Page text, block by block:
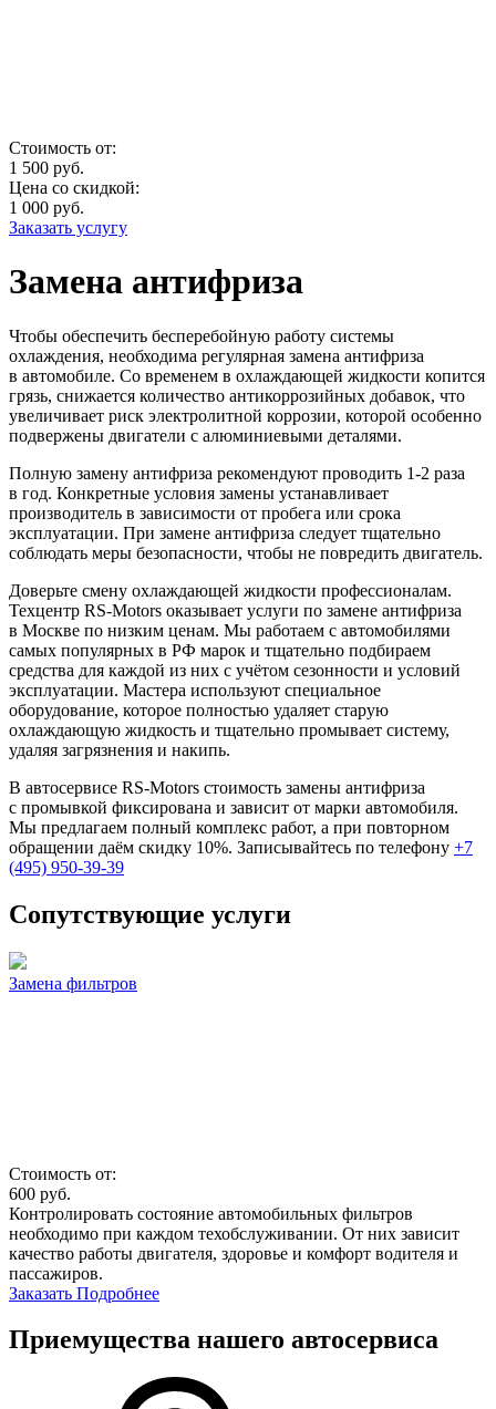
Стоимость от:
1 500 руб.
Цена со скидкой:
1 000 руб.
Заказать услугу
Замена антифриза
Чтобы обеспечить бесперебойную работу системы
охлаждения, необходима регулярная замена антифриза
в автомобиле. Со временем в охлаждающей жидкости копится
грязь, снижается количество антикоррозийных добавок, что
увеличивает риск электролитной коррозии, которой особенно
подвержены двигатели с алюминиевыми деталями.
Полную замену антифриза рекомендуют проводить 1-2 раза
в год. Конкретные условия замены устанавливает
производитель в зависимости от пробега или срока
эксплуатации. При замене антифриза следует тщательно
соблюдать меры безопасности, чтобы не повредить двигатель.
Доверьте смену охлаждающей жидкости профессионалам.
Техцентр RS-Motors оказывает услуги по замене антифриза
в Москве по низким ценам. Мы работаем с автомобилями
самых популярных в РФ марок и тщательно подбираем
средства для каждой из них с учётом сезонности и условий
эксплуатации. Мастера используют специальное
оборудование, которое полностью удаляет старую
охлаждающую жидкость и тщательно промывает систему,
удаляя загрязнения и накипь.
В автосервисе RS-Motors стоимость замены антифриза
с промывкой фиксирована и зависит от марки автомобиля.
Мы предлагаем полный комплекс работ, а при повторном
обращении даём скидку 10%. Записывайтесь по телефону +7
(495) 950-39-39
Сопутствующие услуги
Замена фильтров
Стоимость от:
600 руб.
Контролировать состояние автомобильных фильтров
необходимо при каждом техобслуживании. От них зависит
качество работы двигателя, здоровье и комфорт водителя и
пассажиров.
Заказать Подробнее
Приемущества нашего автосервиса